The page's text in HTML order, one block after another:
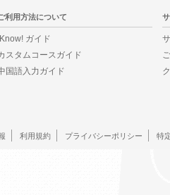
利用方法について
ガイド
スタムコースガイド
国語入力ガイド
利用規約 プライバシーポリシー 特